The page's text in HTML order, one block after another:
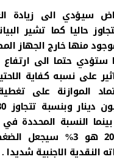
سيؤدي الى زيادة
منها خارج الجهاز
ستؤدي حتما الى
على نسبه كفاية
الموازنة على
النسبة المحددة في
المالية 6لسنة2019 هو 3%
النقدية الاجنبية شديدا .